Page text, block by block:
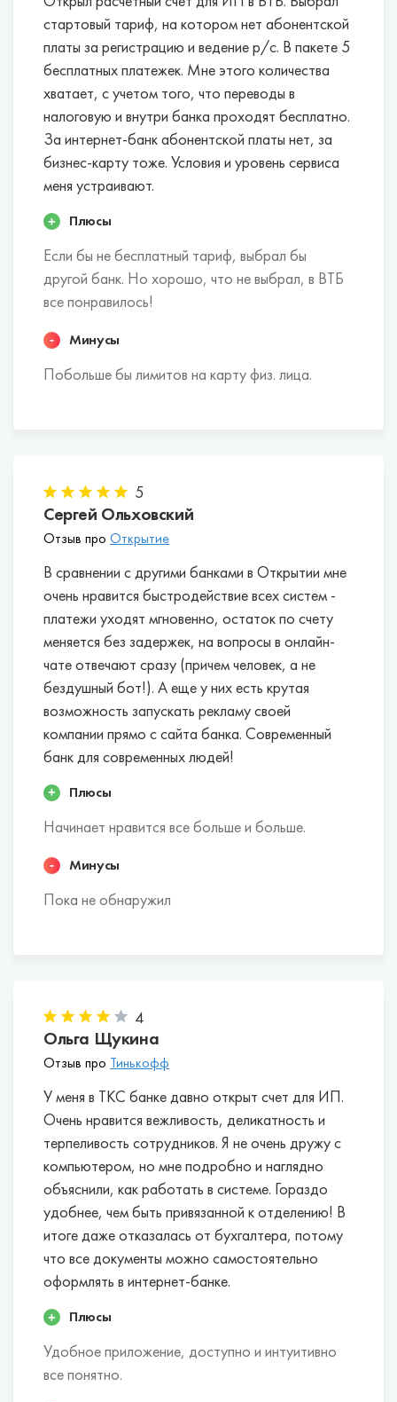
которого можно самостоятельно вести
бухгалтерский и налоговый учет,
рассчитывать налоги, отправлять
декларацию в электронной форме.
Проценты на неснижаемый остаток.Если вы
постоянно храните на счете определенную
сумму, то можете получать дополнительный
доход от собственных сбережений.
Некоторые банки начисляют до 5% годовых.
Лучшие банки для открытия расчетных
счетов ИП в Новошахтинске:
Эти банки в совокупности факторов наиболее
выгодны для индивидуальных
предпринимателей.
Альфа-Банк.
Сбербанк.
ВТБ.
стартовый тариф, на котором нет абонентской
платы за регистрацию и ведение р/с. В пакете 5
бесплатных платежек. Мне этого количества
хватает, с учетом того, что переводы в
налоговую и внутри банка проходят бесплатно.
За интернет-банк абонентской платы нет, за
бизнес-карту тоже. Условия и уровень сервиса
меня устраивают.
Плюсы
Если бы не бесплатный тариф, выбрал бы
другой банк. Но хорошо, что не выбрал, в ВТБ
все понравилось!
Минусы
Побольше бы лимитов на карту физ. лица.
5
Сергей Ольховский
Отзыв про Открытие
В сравнении с другими банками в Открытии мне
очень нравится быстродействие всех систем -
платежи уходят мгновенно, остаток по счету
меняется без задержек, на вопросы в онлайн-
чате отвечают сразу (причем человек, а не
бездушный бот!). А еще у них есть крутая
возможность запускать рекламу своей
компании прямо с сайта банка. Современный
банк для современных людей!
Плюсы
Начинает нравится все больше и больше.
Минусы
Пока не обнаружил
4
Ольга Щукина
Отзыв про Тинькофф
У меня в ТКС банке давно открыт счет для ИП.
Очень нравится вежливость, деликатность и
терпеливость сотрудников. Я не очень дружу с
компьютером, но мне подробно и наглядно
объяснили, как работать в системе. Гораздо
удобнее, чем быть привязанной к отделению! В
итоге даже отказалась от бухгалтера, потому
что все документы можно самостоятельно
оформлять в интернет-банке.
Плюсы
Удобное приложение, доступно и интуитивно
все понятно.